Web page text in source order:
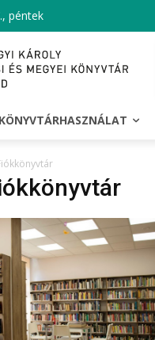
péntek
KÖNYVTÁRHASZNÁLAT